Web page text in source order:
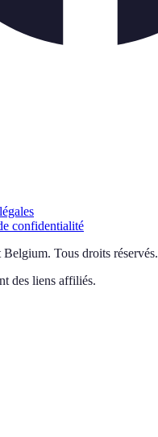
confidentialité
Belgium. Tous droits réservés.
des liens affiliés.